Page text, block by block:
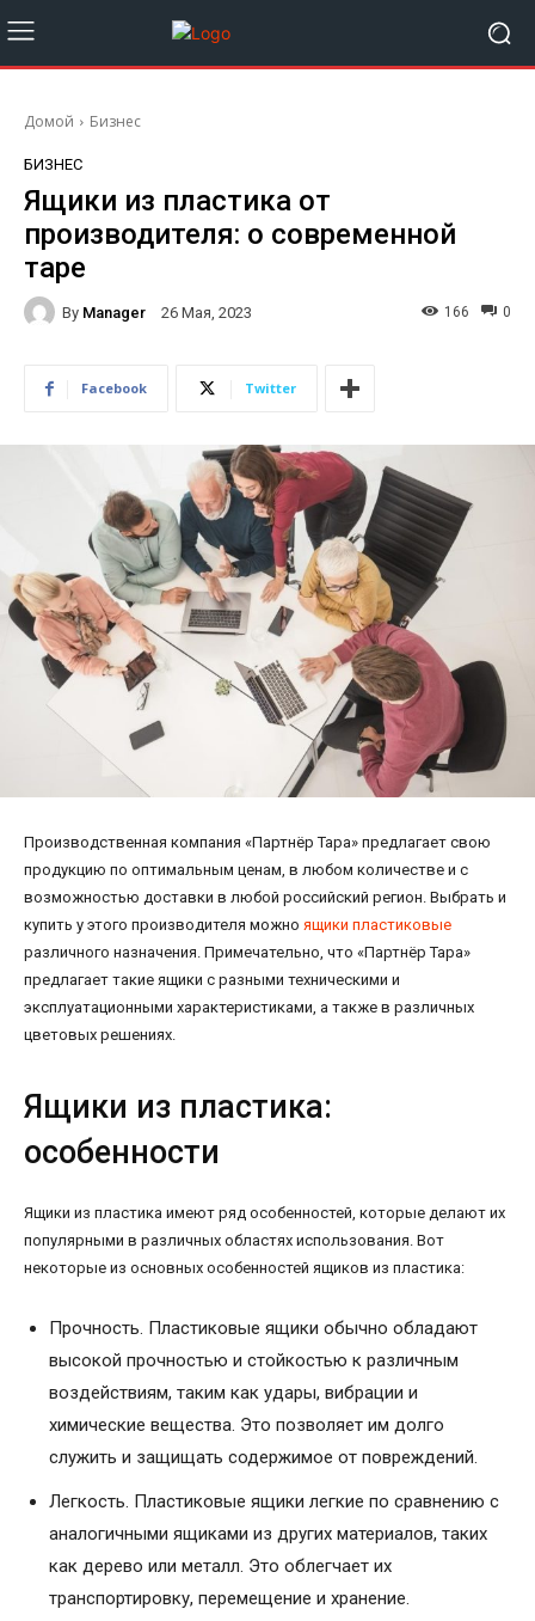
Домой Бизнес
БИЗНЕС
Ящики из пластика от
производителя: о современной
таре
By Manager 26 Мая, 2023 0
166
Facebook Twitter
Производственная компания «Партнёр Тара» предлагает свою
продукцию по оптимальным ценам, в любом количестве и с
возможностью доставки в любой российский регион. Выбрать и
купить у этого производителя можно ящики пластиковые
различного назначения. Примечательно, что «Партнёр Тара»
предлагает такие ящики с разными техническими и
эксплуатационными характеристиками, а также в различных
цветовых решениях.
Ящики из пластика:
особенности
Ящики из пластика имеют ряд особенностей, которые делают их
популярными в различных областях использования. Вот
некоторые из основных особенностей ящиков из пластика:
Прочность. Пластиковые ящики обычно обладают
высокой прочностью и стойкостью к различным
воздействиям, таким как удары, вибрации и
химические вещества. Это позволяет им долго
служить и защищать содержимое от повреждений.
Легкость. Пластиковые ящики легкие по сравнению с
аналогичными ящиками из других материалов, таких
как дерево или металл. Это облегчает их
транспортировку, перемещение и хранение.